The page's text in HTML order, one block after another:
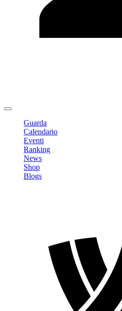
Guarda
Calendario
Eventi
Ranking
News
Shop
Blogs